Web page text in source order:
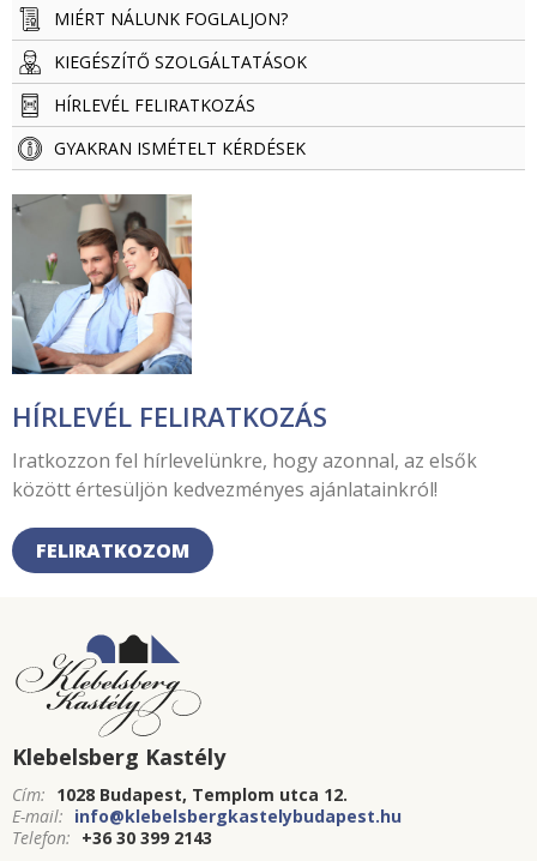
MIÉRT NÁLUNK FOGLALJON?
KIEGÉSZÍTŐ SZOLGÁLTATÁSOK
HÍRLEVÉL FELIRATKOZÁS
GYAKRAN ISMÉTELT KÉRDÉSEK
HÍRLEVÉL FELIRATKOZÁS
Iratkozzon fel hírlevelünkre, hogy azonnal, az elsők
között értesüljön kedvezményes ajánlatainkról!
FELIRATKOZOM
Klebelsberg Kastély
Cím: 1028 Budapest, Templom utca 12.
E-mail: info@klebelsbergkastelybudapest.hu
Telefon: +36 30 399 2143